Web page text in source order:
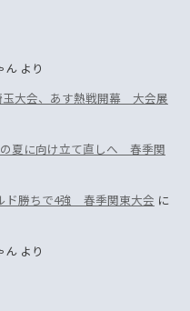
んより
大会、あす熱戦開幕 大会展
夏に向け立て直しへ 春季関
ド勝ちで4強 春季関東大会 に
んより